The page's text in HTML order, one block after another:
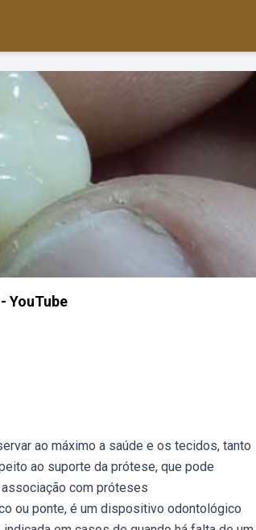
YouTube
ao máximo a saúde e os tecidos, tanto
ao suporte da prótese, que pode
com próteses
ou ponte, é um dispositivo odontológico